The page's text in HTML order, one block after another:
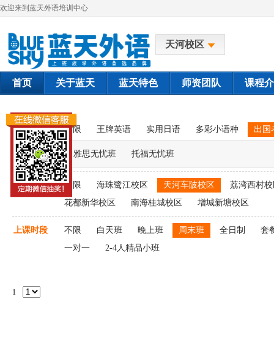
欢迎来到蓝天外语培训中心
天河校区
首页 关于蓝天 蓝天特色 师资团队 课程
课程类别 不限 王牌英语 实用日语 多彩小语种 出国
雅思无忧班 托福无忧班
上课校区 不限 海珠鹭江校区 天河车陂校区
荔湾西村
花都新华校区
南海桂城校区 增城新塘校区
上课时段 不限 白天班 晚上班 周末班 全日制
套
一对一
2-4人精品小班
1